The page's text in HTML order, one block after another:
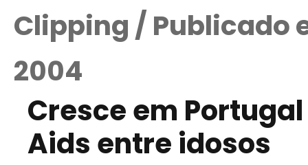
Clipping / Publicado
2004
Cresce em
Aids entre idosos